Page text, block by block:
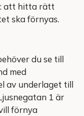
att hitta rätt
ska förnyas.
du se till
med
av underlaget till
1 är
förnya